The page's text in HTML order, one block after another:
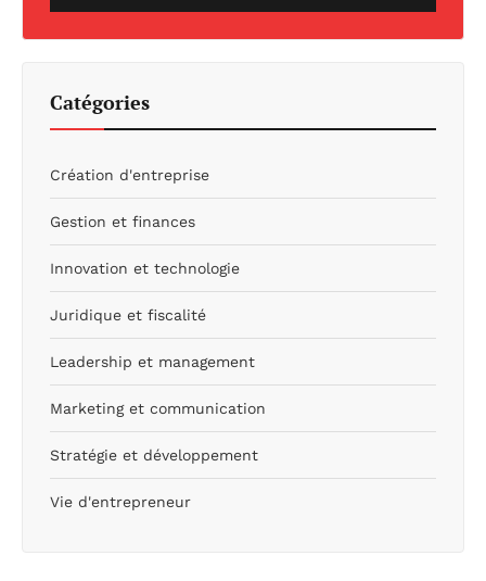
Catégories
Création d'entreprise
Gestion et finances
Innovation et technologie
Juridique et fiscalité
Leadership et management
Marketing et communication
Stratégie et développement
Vie d'entrepreneur